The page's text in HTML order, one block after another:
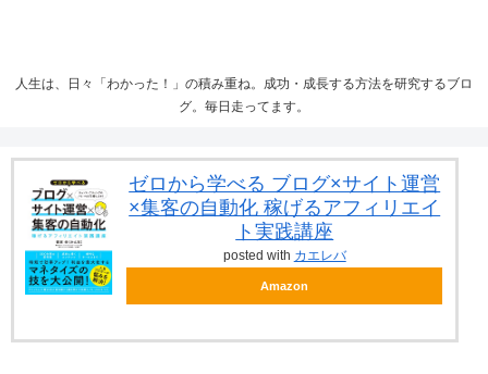
人生は、日々「わかった！」の積み重ね。成功・成長する方法を研究するブロ
グ。毎日走ってます。
ゼロから学べる ブログ×サイト運営
×集客の自動化 稼げるアフィリエイ
ト実践講座
posted with カエレバ
Amazon